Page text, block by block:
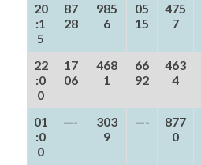
20
:1
5
87
28
985
6
05
15
475
7
22
:0
0
17
06
468
1
66
92
463
4
01
:0
0
—-
303
9
—-
877
0